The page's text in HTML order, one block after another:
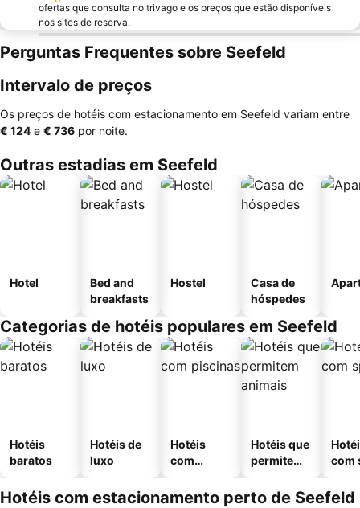
ofertas que consulta no trivago e os preços que estão disponíveis
nos sites de reserva.
Perguntas Frequentes sobre Seefeld
Intervalo de preços
Os preços de hotéis com estacionamento em Seefeld variam entre
‎€ 124 e ‎€ 736 por noite.
Outras estadias em Seefeld
Hotel
Bed and
breakfasts
Hostel
Casa de
hóspedes
Categorias de hotéis populares em Seefeld
Hotéis
baratos
Hotéis de
luxo
Hotéis
com
Hotéis que
permitem
com
Hotéis com estacionamento perto de Seefeld